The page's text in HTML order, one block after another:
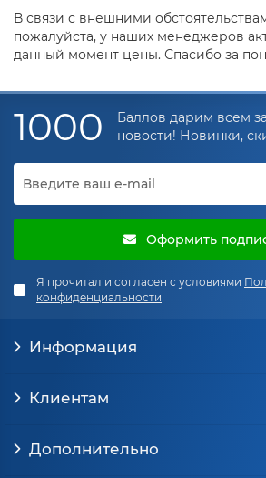
В связи с внешними
пожалуйста, у наших менеджеров
данный момент цены. Спасибо за
1000
Баллов дарим всем
новости! Новинки,
Оформить
Я прочитал и согласен с условиями
конфиденциальности
Информация
Клиентам
Дополнительно